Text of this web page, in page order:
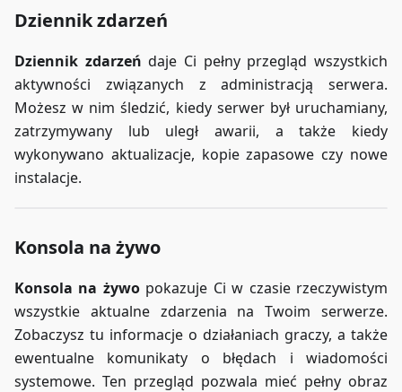
Dziennik zdarzeń
Dziennik zdarzeń daje Ci pełny przegląd wszystkich
aktywności związanych z administracją serwera.
Możesz w nim śledzić, kiedy serwer był uruchamiany,
zatrzymywany lub uległ awarii, a także kiedy
wykonywano aktualizacje, kopie zapasowe czy nowe
instalacje.
Konsola na żywo
Konsola na żywopokazuje Ci w czasie rzeczywistym
wszystkie aktualne zdarzenia na Twoim serwerze.
Zobaczysz tu informacje o działaniach graczy, a także
ewentualne komunikaty o błędach i wiadomości
systemowe. Ten przegląd pozwala mieć pełny obraz